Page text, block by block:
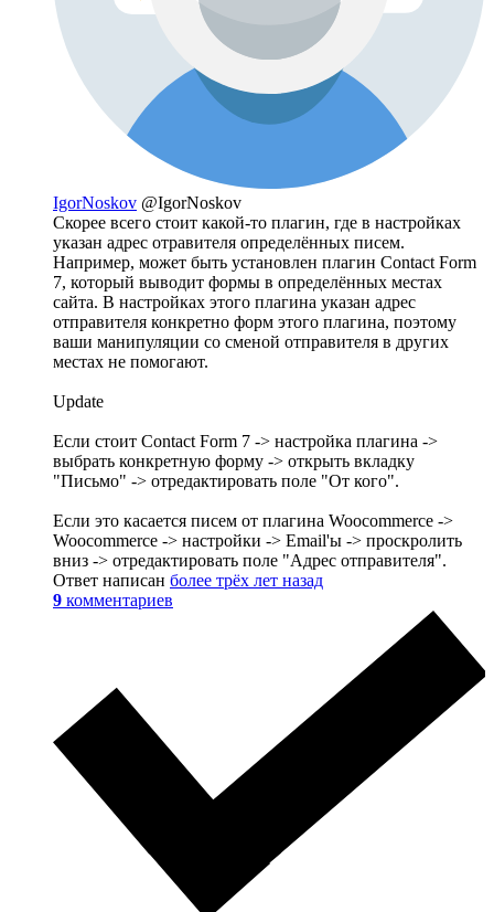
IgorNoskov @IgorNoskov
Скорее всего стоит какой-то плагин, где в настройках
указан адрес отравителя определённых писем.
Например, может быть установлен плагин Contact Form
7, который выводит формы в определённых местах
сайта. В настройках этого плагина указан адрес
отправителя конкретно форм этого плагина, поэтому
ваши манипуляции со сменой отправителя в других
местах не помогают.
Update
Если стоит Contact Form 7 -> настройка плагина ->
выбрать конкретную форму -> открыть вкладку
"Письмо" -> отредактировать поле "От кого".
Если это касается писем от плагина Woocommerce ->
Woocommerce -> настройки -> Email'ы -> проскролить
вниз -> отредактировать поле "Адрес отправителя".
Ответ написан более трёх лет назад
9 комментариев